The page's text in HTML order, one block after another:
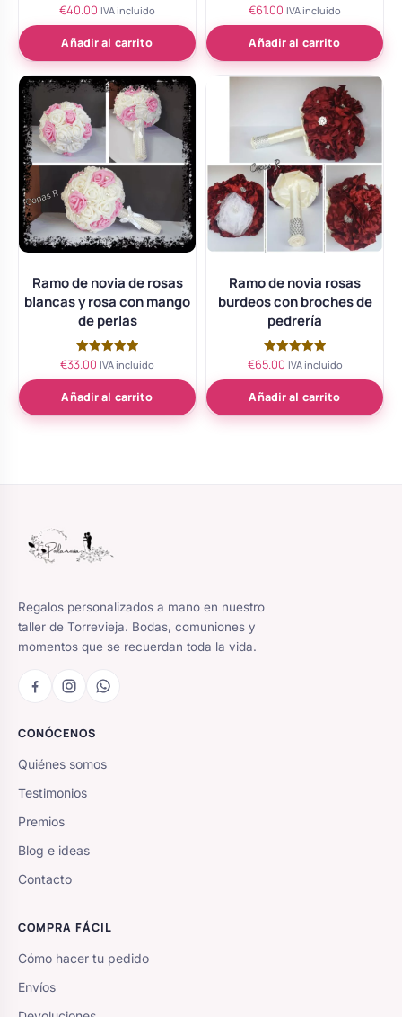
Valorado
con
5.00
de 5
€40.00 IVA incluido
Añadir al carrito
Valorado
con
5.00
de 5
€61.00 IVA incluido
Añadir al carrito
Ramo de novia de rosas
blancas y rosa con mango
de perlas
Valorado
de 5
€33.00 IVA incluido
Añadir al carrito
Ramo de novia rosas
burdeos con broches de
pedrería
Valorado
de 5
€65.00 IVA incluido
Añadir al carrito
Regalos personalizados a mano en nuestro
taller de Torrevieja. Bodas, comuniones y
momentos que se recuerdan toda la vida.
CONÓCENOS
Quiénes somos
Testimonios
Premios
Blog e ideas
Contacto
COMPRA FÁCIL
Cómo hacer tu pedido
Envíos